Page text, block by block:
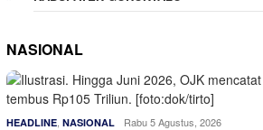
NASIONAL
HEADLINE NASIONAL Rabu 5 Agustus, 2026